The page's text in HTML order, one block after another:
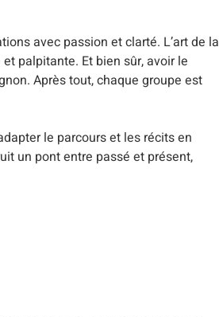
avec passion et clarté. L’art de la
palpitante. Et bien sûr, avoir le
Après tout, chaque groupe est
le parcours et les récits en
un pont entre passé et présent,